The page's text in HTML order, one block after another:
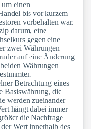
um einen
bis vor kurzem
vorbehalten war.
darum, eine
gegen eine
zwei Währungen
auf eine Änderung
Währungen
Betrachtung eines
Basiswährung, die
werden zueinander
hängt dabei immer
die Nachfrage
Wert innerhalb des